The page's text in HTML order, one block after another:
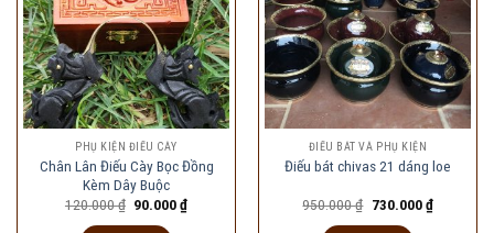
PHỤ KIỆN ĐIẾU CÀY
Chân Lân Điếu Cày Bọc Đồng
Kèm Dây Buộc
120.000₫ Giá
90.000₫Giá
ĐIẾU BÁT VÀ PHỤ KIỆN
Điếu bát chivas 21 dáng loe
950.000₫ Giá
730.000₫Giá
hiện